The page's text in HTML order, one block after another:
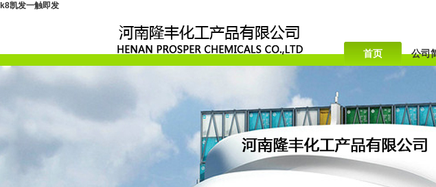
k8凯发一触即发
首页 公司